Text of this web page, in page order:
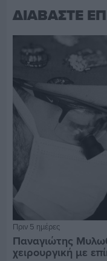
ΔΙΑΒΑΣΤΕ
Πριν 5 ημέρες
Παναγιώτης
χειρουργική με